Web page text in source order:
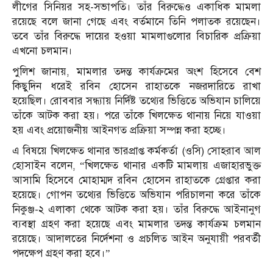
লীগের সিনিয়র সহ-সভাপতি। তাঁর বিরুদ্ধেও একাধিক মামলা
রয়েছে বলে জানা গেছে এবং বর্তমানে তিনি পলাতক রয়েছেন।
তবে তাঁর বিরুদ্ধে দায়ের হওয়া মামলাগুলোর বিচারিক প্রক্রিয়া
এখনো চলমান।
পুলিশ জানায়, মামলার তদন্ত কার্যক্রমের অংশ হিসেবে বেশ
কিছুদিন ধরেই রবিন হোসেন রাহাতকে নজরদারিতে রাখা
হয়েছিল। রোববার সন্ধ্যায় নির্দিষ্ট তথ্যের ভিত্তিতে অভিযান চালিয়ে
তাঁকে আটক করা হয়। পরে তাঁকে খিলক্ষেত থানায় নিয়ে যাওয়া
হয় এবং প্রয়োজনীয় আইনগত প্রক্রিয়া সম্পন্ন করা হচ্ছে।
এ বিষয়ে খিলক্ষেত থানার ভারপ্রাপ্ত কর্মকর্তা (ওসি) সোহরাব আল
হোসাইন বলেন, “খিলক্ষেত থানার একটি মামলায় এজাহারভুক্ত
আসামি হিসেবে মোহাম্মদ রবিন হোসেন রাহাতকে গ্রেপ্তার করা
হয়েছে। গোপন তথ্যের ভিত্তিতে অভিযান পরিচালনা করে তাঁকে
নিকুঞ্জ-২ এলাকা থেকে আটক করা হয়। তাঁর বিরুদ্ধে আইনানুগ
ব্যবস্থা গ্রহণ করা হয়েছে এবং মামলার তদন্ত কার্যক্রম চলমান
রয়েছে। আদালতের নির্দেশনা ও প্রচলিত আইন অনুযায়ী পরবর্তী
পদক্ষেপ গ্রহণ করা হবে।”